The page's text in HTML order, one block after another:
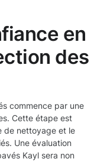
en
des
commence par une
Cette étape est
de nettoyage et le
Une évaluation
Kayl sera non